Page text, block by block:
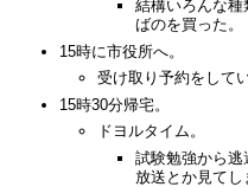
結構いろんな
ばのを買った。
15時に市役所へ。
受け取り予約をして
15時30分帰宅。
ドヨルタイム。
試験勉強から
放送とか見てし